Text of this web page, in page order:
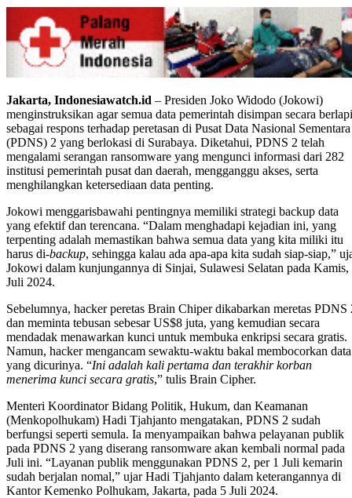
Jakarta, Indonesiawatch.id – Presiden Joko Widodo (Jokowi)
menginstruksikan agar semua data pemerintah disimpan secara
sebagai respons terhadap peretasan di Pusat Data Nasional Sementara
(PDNS) 2 yang berlokasi di Surabaya. Diketahui, PDNS 2 telah
mengalami serangan ransomware yang mengunci informasi dari 282
institusi pemerintah pusat dan daerah, mengganggu akses, serta
menghilangkan ketersediaan data penting.
Jokowi menggarisbawahi pentingnya memiliki strategi backup data
yang efektif dan terencana. “Dalam menghadapi kejadian ini, yang
terpenting adalah memastikan bahwa semua data yang kita miliki itu
harus di-backup, sehingga kalau ada apa-apa kita sudah siap-siap,”
Jokowi dalam kunjungannya di Sinjai, Sulawesi Selatan pada Kamis,
Juli 2024.
Sebelumnya, hacker peretas Brain Chiper dikabarkan meretas PDNS
dan meminta tebusan sebesar US$8 juta, yang kemudian secara
mendadak menawarkan kunci untuk membuka enkripsi secara gratis.
Namun, hacker mengancam sewaktu-waktu bakal membocorkan data
yang dicurinya. “Ini adalah kali pertama dan terakhir korban
menerima kunci secara gratis,” tulis Brain Cipher.
Menteri Koordinator Bidang Politik, Hukum, dan Keamanan
(Menkopolhukam) Hadi Tjahjanto mengatakan, PDNS 2 sudah
berfungsi seperti semula. Ia menyampaikan bahwa pelayanan publik
pada PDNS 2 yang diserang ransomware akan kembali normal pada
Juli ini. “Layanan publik menggunakan PDNS 2, per 1 Juli kemarin
sudah berjalan nomal,” ujar Hadi Tjahjanto dalam keterangannya di
Kantor Kemenko Polhukam, Jakarta, pada 5 Juli 2024.